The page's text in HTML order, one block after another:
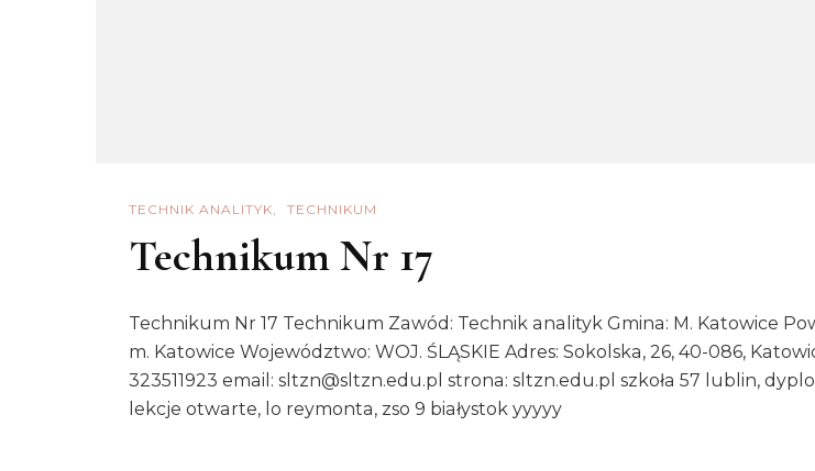
TECHNIK ANALITYK TECHNIKUM
Technikum Nr 17
Technikum Nr 17 Technikum Zawód: Technik analityk Gmina: M. Katowice
m. Katowice Województwo: WOJ. ŚLĄSKIE Adres: Sokolska, 26, 40-086,
323511923 email: sltzn@sltzn.edu.pl strona: sltzn.edu.pl szkoła 57 lublin,
lekcje otwarte, lo reymonta, zso 9 białystok yyyyy